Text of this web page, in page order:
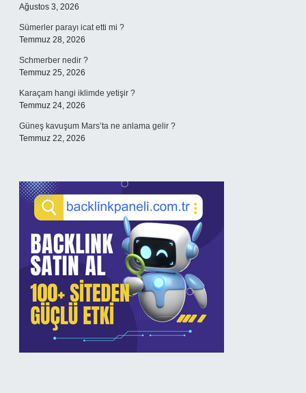
Ağustos 3, 2026
Sümerler parayı icat etti mi ?
Temmuz 28, 2026
Schmerber nedir ?
Temmuz 25, 2026
Karaçam hangi iklimde yetişir ?
Temmuz 24, 2026
Güneş kavuşum Mars’ta ne anlama gelir ?
Temmuz 22, 2026